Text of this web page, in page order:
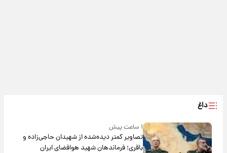
داغ
۱ ساعت پیش
تصاویر کمتر دیده‌شده از شهیدان حاجی‌زاده و
باقری؛ فرماندهان شهید هوافضای ایران